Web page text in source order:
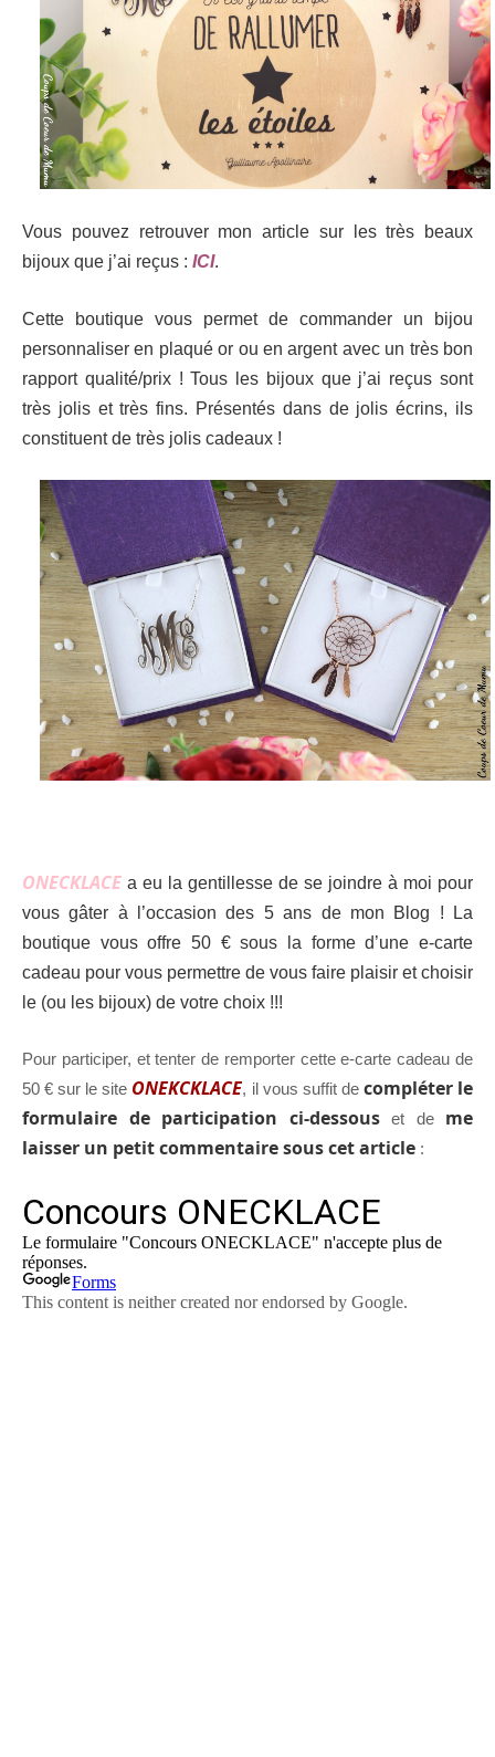
Vous pouvez retrouver mon article sur les très beaux
bijoux que j’ai reçus : ICI.
Cette boutique vous permet de commander un bijou
personnaliser en plaqué or ou en argent avec un très bon
rapport qualité/prix ! Tous les bijoux que j’ai reçus sont
très jolis et très fins. Présentés dans de jolis écrins, ils
constituent de très jolis cadeaux !
ONECKLACE a eu la gentillesse de se joindre à moi pour
vous gâter à l’occasion des 5 ans de mon Blog ! La
boutique vous offre 50 € sous la forme d’une e-carte
cadeau pour vous permettre de vous faire plaisir et choisir
le (ou les bijoux) de votre choix !!!
Pour participer, et tenter de remporter cette e-carte cadeau de
50 € sur le site ONEKCKLACE, il vous suffit de compléter le
formulaire de participation ci-dessouset de me
laisser un petit commentaire sous cet article :